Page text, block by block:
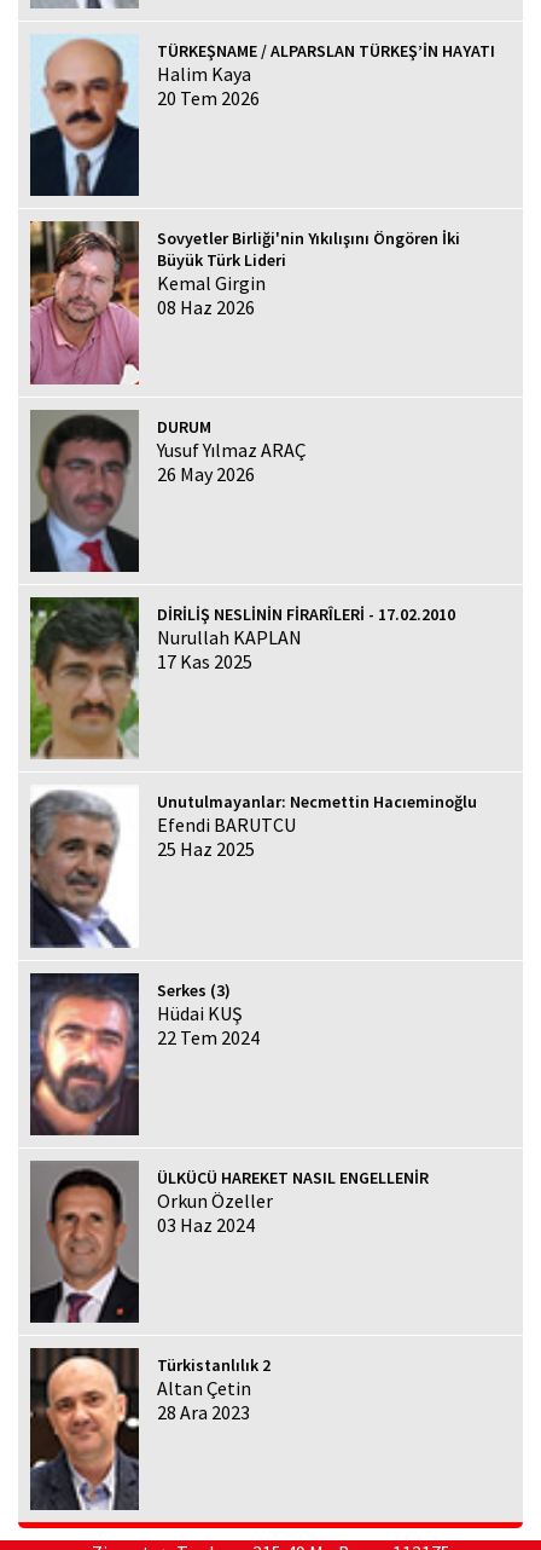
TÜRKEŞNAME / ALPARSLAN TÜRKEŞ’İN HAYATI
Halim Kaya
20 Tem 2026
Sovyetler Birliği'nin Yıkılışını Öngören İki
Büyük Türk Lideri
Kemal Girgin
08 Haz 2026
DURUM
Yusuf Yılmaz ARAÇ
26 May 2026
DİRİLİŞ NESLİNİN FİRARÎLERİ - 17.02.2010
Nurullah KAPLAN
17 Kas 2025
Unutulmayanlar: Necmettin Hacıeminoğlu
Efendi BARUTCU
25 Haz 2025
Serkes (3)
Hüdai KUŞ
22 Tem 2024
ÜLKÜCÜ HAREKET NASIL ENGELLENİR
Orkun Özeller
03 Haz 2024
Türkistanlılık 2
Altan Çetin
28 Ara 2023